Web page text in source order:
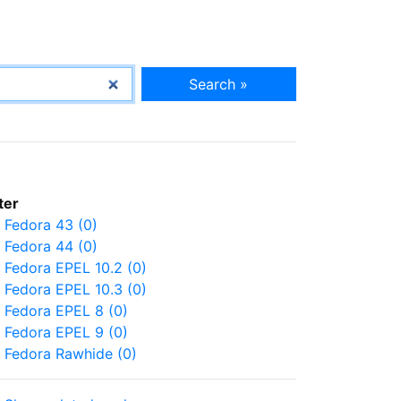
Search »
Fedora 43 (0)
Fedora 44 (0)
Fedora EPEL 10.2 (0)
Fedora EPEL 10.3 (0)
Fedora EPEL 8 (0)
Fedora EPEL 9 (0)
Fedora Rawhide (0)